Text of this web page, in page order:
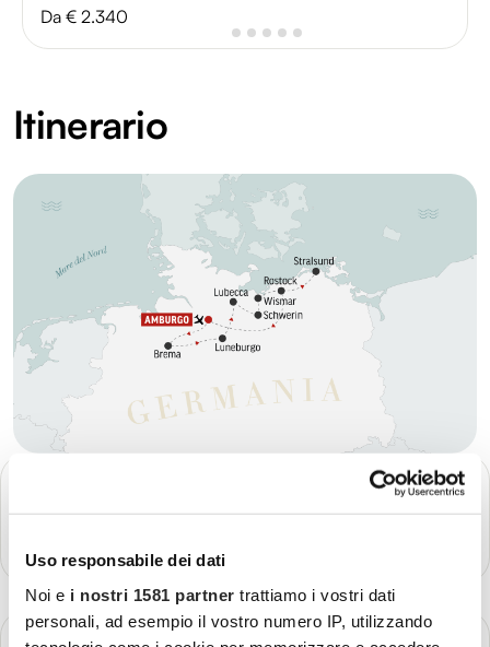
Uso responsabile dei dati
Noi e i nostri 1581 partner trattiamo i vostri dati
personali, ad esempio il vostro numero IP, utilizzando
Da € 2.340
Itinerario
GIORNO 2